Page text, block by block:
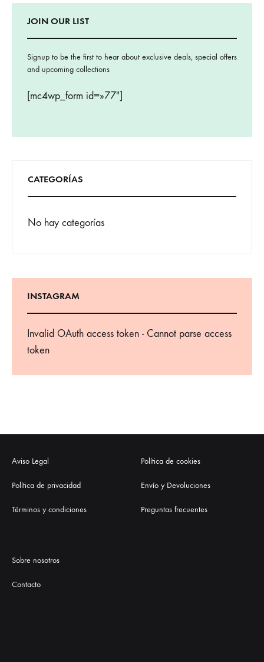
JOIN OUR LIST
Signup to be the first to hear about exclusive deals, special offers
and upcoming collections
[mc4wp_form id=»77″]
CATEGORÍAS
No hay categorías
INSTAGRAM
Invalid OAuth access token - Cannot parse access
token
Aviso Legal
Política de privacidad
Términos y condiciones
Política de cookies
Envío y Devoluciones
Preguntas frecuentes
Sobre nosotros
Contacto